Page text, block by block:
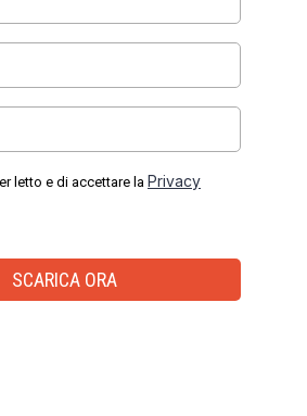
letto e di accettare la Privacy
SCARICA ORA